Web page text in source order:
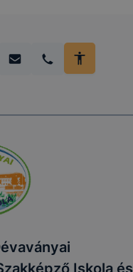
Iskola és